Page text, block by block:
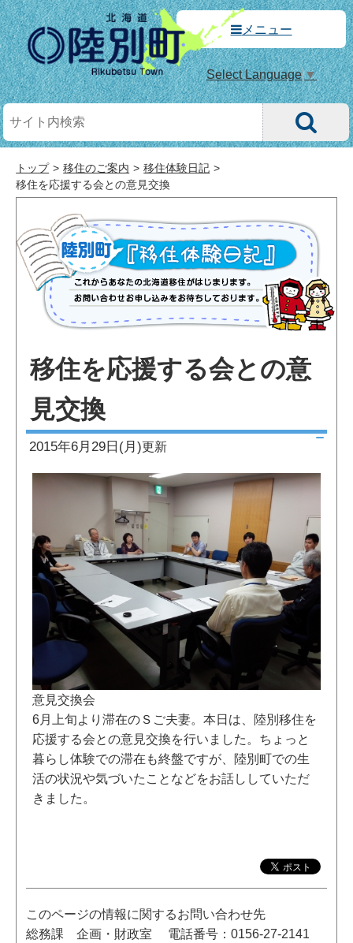
メニュー
Select Language▼
トップ 移住のご案内
移住体験日記
移住を応援する会との意見交換
移住を応援する会との意
見交換
2015年6月29日(月)更新
意見交換会
6月上旬より滞在のＳご夫妻。本日は、陸別移住を
応援する会との意見交換を行いました。ちょっと
暮らし体験での滞在も終盤ですが、陸別町での生
活の状況や気づいたことなどをお話ししていただ
きました。
このページの情報に関するお問い合わせ先
総務課 企画・財政室
電話番号：0156-27-2141